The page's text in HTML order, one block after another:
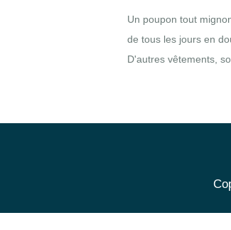
Un poupon tout
de tous les jours en
D'autres vêtements,